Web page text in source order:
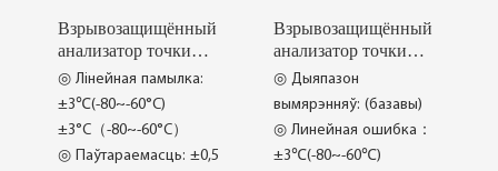
Взрывозащищённый
анализатор точки
росы CI-PC35-2
◎ Лінейная памылка:
±3℃(-80~-60°C)
±3°C（-80~-60°C）
◎ Паўтараемасць: ±0,5
Взрывозащищённый
анализатор точки
росы CI-PC35-1
◎ Дыяпазон
вымярэнняў: (базавы)
◎ Линейная ошибка：
±3℃(-80~-60℃)